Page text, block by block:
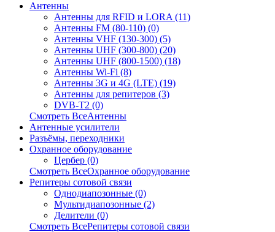
Антенны
Антенны для RFID и LORA (11)
Антенны FM (80-110) (0)
Антенны VHF (130-300) (5)
Антенны UHF (300-800) (20)
Антенны UHF (800-1500) (18)
Антенны Wi-Fi (8)
Антенны 3G и 4G (LTE) (19)
Антенны для репитеров (3)
DVB-T2 (0)
Смотреть ВсеАнтенны
Антенные усилители
Разъёмы, переходники
Охранное оборудование
Цербер (0)
Смотреть ВсеОхранное оборудование
Репитеры сотовой связи
Однодиапозонные (0)
Мультидиапозонные (2)
Делители (0)
Смотреть ВсеРепитеры сотовой связи